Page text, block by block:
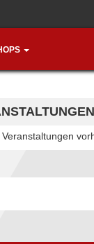
Hinweis